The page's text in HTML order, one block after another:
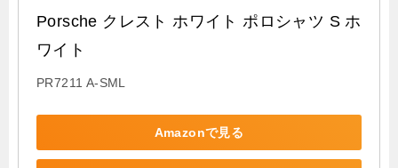
Porsche クレスト ホワイト ポロシャツ S ホ
ワイト
PR7211 A-SML
Amazonで見る